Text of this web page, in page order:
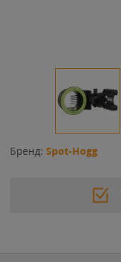
Бренд: Spot-Hogg